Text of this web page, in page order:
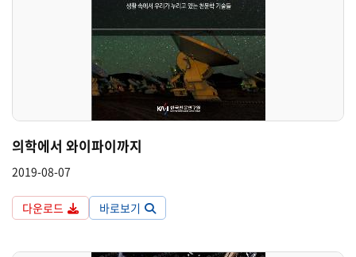
의학에서 와이파이까지
2019-08-07
다운로드 바로보기